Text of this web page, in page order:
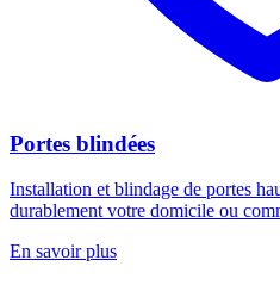
Portes blindées
Installation et blindage de portes
durablement votre domicile ou
En savoir plus